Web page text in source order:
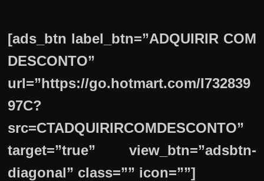
[ads_btn label_btn=”ADQUIRIR COM
DESCONTO”
url=”https://go.hotmart.com/I732839
97C?
src=CTADQUIRIRCOMDESCONTO”
target=”true” view_btn=”adsbtn-
diagonal” class=”” icon=””]